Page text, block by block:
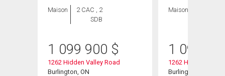
Maison
2 CAC , 2
SDB
1 099 900 $
1262 Hidden Valley Road
Burlington, ON
Maison
1 099
1262 Hidden Valley
Burlington, ON